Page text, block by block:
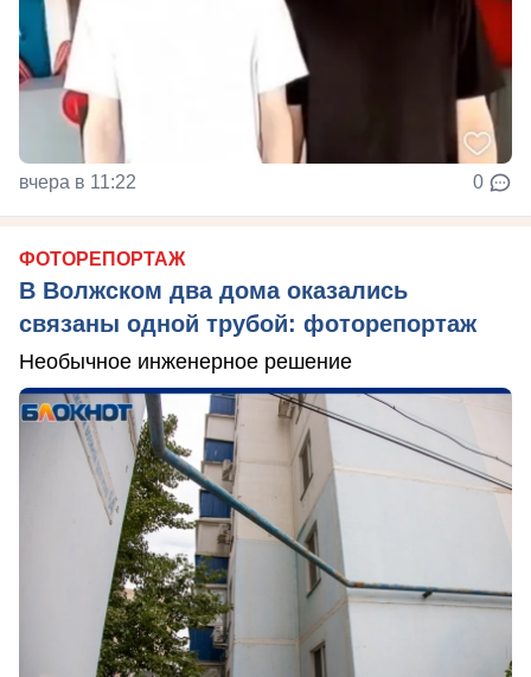
вчера в 11:22 0
ФОТОРЕПОРТАЖ
В Волжском два дома оказались
связаны одной трубой: фоторепортаж
Необычное инженерное решение